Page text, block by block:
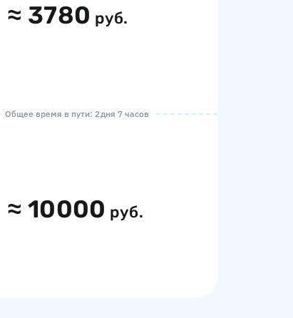
≈ 3780 руб.
Общее время в пути: 2 дня 7 часов
≈10000 руб.